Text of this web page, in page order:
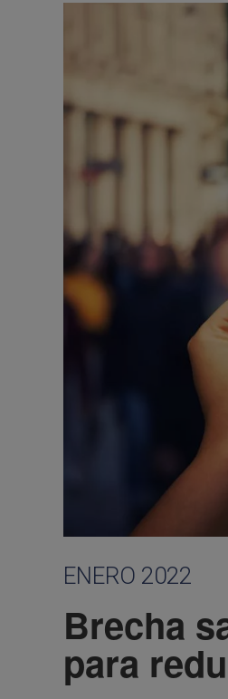
ENERO 2022
Brecha
para